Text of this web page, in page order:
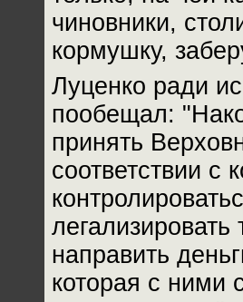
чиновники,
кормушку,
Луценко ради
пообещал:
принять
соответствии с
направить
которая с ними